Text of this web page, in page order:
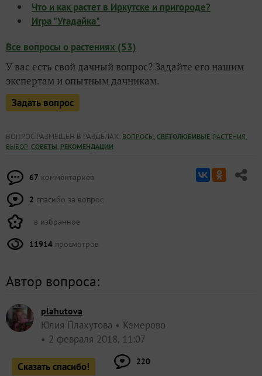
Что и как растет в Иркутске и пригороде?
Игра "Угадайка"
Все вопросы о растениях (53)
У вас есть свой дачный вопрос? Задайте его нашим
экспертам и опытным дачникам.
Задать вопрос
ВОПРОС РАЗМЕЩЕН В РАЗДЕЛАХ: ВОПРОСЫ, СВЕТОЛЮБИВЫЕ, РАСТЕНИЯ,
ВЫБОР, СОВЕТЫ, РЕКОМЕНДАЦИИ
67 комментариев
2 спасибо за вопрос
в избранное
11914 просмотров
Автор вопроса:
plahutova
Юлия Плахутова
Кемерово
2 февраля 2018, 11:07
Сказать спасибо! 220